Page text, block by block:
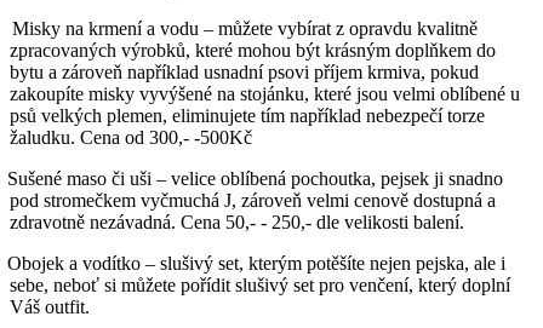
Misky na krmení a vodu – můžete vybírat z opravdu kvalitně
zpracovaných výrobků, které mohou být krásným doplňkem do
bytu a zároveň například usnadní psovi příjem krmiva, pokud
zakoupíte misky vyvýšené na stojánku, které jsou velmi oblíbené u
psů velkých plemen, eliminujete tím například nebezpečí torze
žaludku. Cena od 300,- -500Kč
Sušené maso či uši – velice oblíbená pochoutka, pejsek ji snadno
pod stromečkem vyčmuchá J, zároveň velmi cenově dostupná a
zdravotně nezávadná. Cena 50,- - 250,- dle velikosti balení.
Obojek a vodítko – slušivý set, kterým potěšíte nejen pejska, ale i
sebe, neboť si můžete pořídit slušivý set pro venčení, který doplní
Váš outfit.